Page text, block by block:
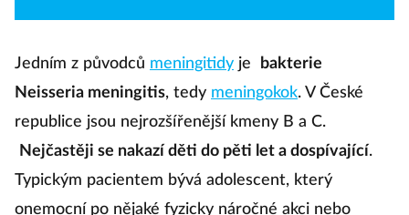
Jedním z původců meningitidy je
bakterie
Neisseria meningitis, tedy meningokok. V České
republice jsou nejrozšířenější kmeny B a C.
Nejčastěji se nakazí děti do pěti let a dospívající.
Typickým pacientem bývá adolescent, který
onemocní po nějaké fyzicky náročné akci nebo